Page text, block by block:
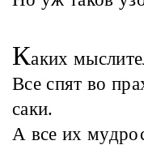
Каких
Все спят во
саки.
А все их